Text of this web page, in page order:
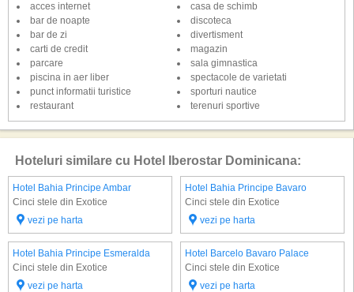
acces internet
bar de noapte
bar de zi
carti de credit
casa de schimb
discoteca
divertisment
magazin
parcare
piscina in aer liber
punct informatii turistice
restaurant
sala gimnastica
spectacole de varietati
sporturi nautice
terenuri sportive
Hoteluri similare cu Hotel Iberostar Dominicana:
Hotel Bahia Principe Ambar
Cinci stele din Exotice
vezi pe harta
Hotel Bahia Principe Bavaro
Cinci stele din Exotice
vezi pe harta
Hotel Bahia Principe Esmeralda
Cinci stele din Exotice
vezi pe harta
Hotel Barcelo Bavaro Palace
Cinci stele din Exotice
vezi pe harta